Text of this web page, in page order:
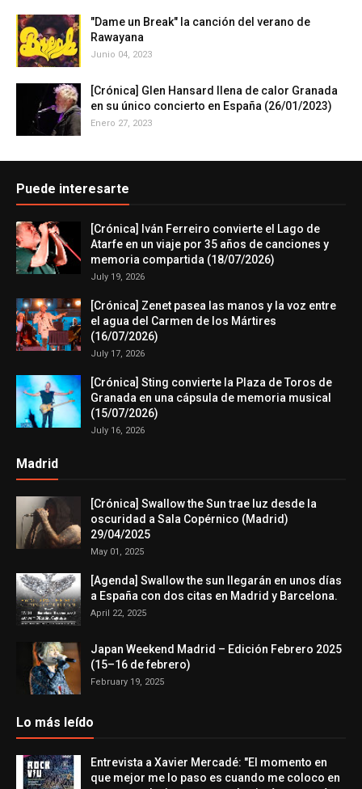
"Dame un Break" la canción del verano de
Rawayana
Junio 04, 2023
[Crónica] Glen Hansard llena de calor Granada
en su único concierto en España (26/01/2023)
Enero 27, 2023
Puede interesarte
[Crónica] Iván Ferreiro convierte el Lago de
Atarfe en un viaje por 35 años de canciones y
memoria compartida (18/07/2026)
July 19, 2026
[Crónica] Zenet pasea las manos y la voz entre
el agua del Carmen de los Mártires
(16/07/2026)
July 17, 2026
[Crónica] Sting convierte la Plaza de Toros de
Granada en una cápsula de memoria musical
(15/07/2026)
July 16, 2026
Madrid
[Crónica] Swallow the Sun trae luz desde la
oscuridad a Sala Copérnico (Madrid)
29/04/2025
May 01, 2025
[Agenda] Swallow the sun llegarán en unos días
a España con dos citas en Madrid y Barcelona.
April 22, 2025
Japan Weekend Madrid – Edición Febrero 2025
(15–16 de febrero)
February 19, 2025
Lo más leído
Entrevista a Xavier Mercadé: "El momento en
que mejor me lo paso es cuando me coloco en